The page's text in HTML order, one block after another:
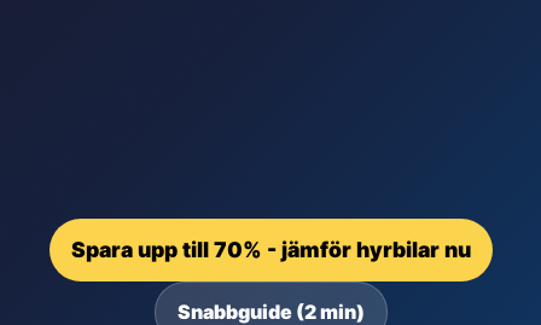
Spara upp till 70% - jämför hyrbilar nu
Snabbguide (2 min)